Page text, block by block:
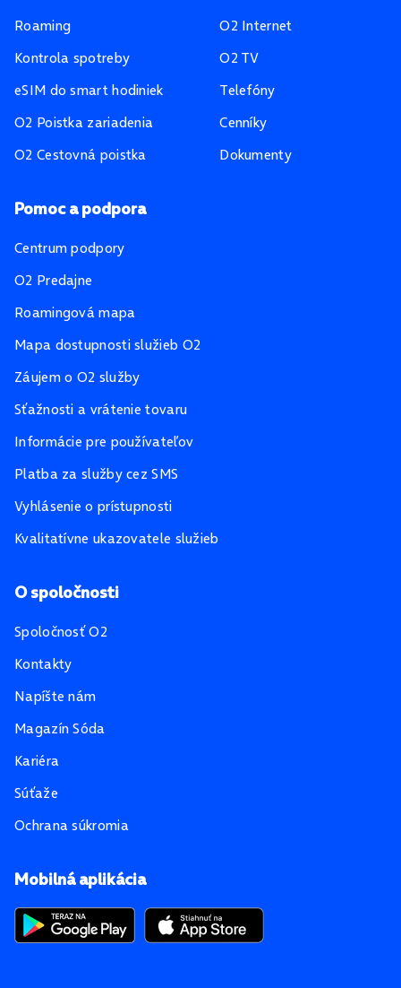
Mobilná aplikácia
Roaming
Kontrola spotreby
eSIM do smart hodiniek
O2 Poistka zariadenia
O2 Cestovná poistka
O2 Internet
O2 TV
Telefóny
Cenníky
Dokumenty
Pomoc a podpora
Centrum podpory
O2 Predajne
Roamingová mapa
Mapa dostupnosti služieb O2
Záujem o O2 služby
Sťažnosti a vrátenie tovaru
Informácie pre používateľov
Platba za služby cez SMS
Vyhlásenie o prístupnosti
Kvalitatívne ukazovatele služieb
O spoločnosti
Spoločnosť O2
Kontakty
Napíšte nám
Magazín Sóda
Kariéra
Súťaže
Ochrana súkromia